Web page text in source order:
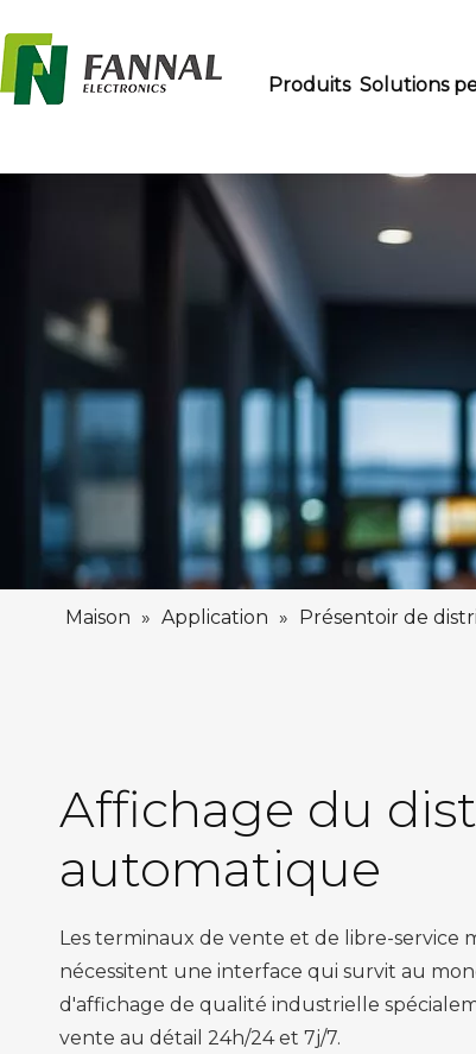
Produits Solutions
Maison » Application » Présentoir de
Affichage du
automatique
Les terminaux de vente et de libre-service
nécessitent une interface qui survit au
d'affichage de qualité industrielle
vente au détail 24h/24 et 7j/7.